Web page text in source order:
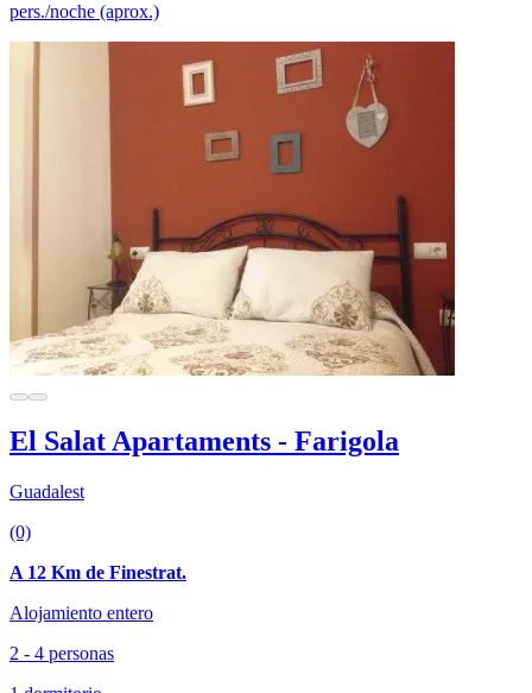
pers./noche (aprox.)
El Salat Apartaments - Farigola
Guadalest
(0)
A 12 Km de Finestrat.
Alojamiento entero
2 - 4 personas